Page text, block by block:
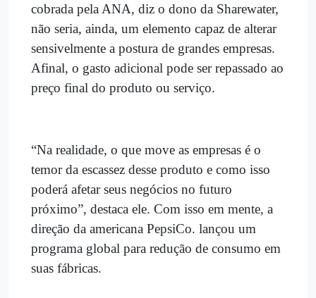
cobrada pela ANA, diz o dono da Sharewater,
não seria, ainda, um elemento capaz de alterar
sensivelmente a postura de grandes empresas.
Afinal, o gasto adicional pode ser repassado ao
preço final do produto ou serviço.
“Na realidade, o que move as empresas é o
temor da escassez desse produto e como isso
poderá afetar seus negócios no futuro
próximo”, destaca ele. Com isso em mente, a
direção da americana PepsiCo. lançou um
programa global para redução de consumo em
suas fábricas.